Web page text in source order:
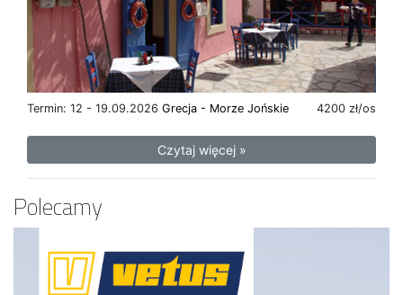
Termin: 12 - 19.09.2026 4200 zł/os
Grecja - Morze Jońskie
Czytaj więcej »
Polecamy